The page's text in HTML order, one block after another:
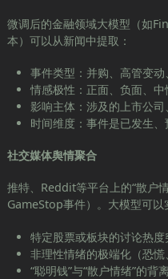
微调后的金融领域大模型（如
本）可以从新闻中提取：
事件类型：并购、高管变动
情感极性：正面、负面、中
影响主体：涉及的上市公司
时间维度：事件是已发生、
社交媒体舆情聚合
推特、Reddit等平台上的“散户
GameStop事件）。大模型可以
特定股票或板块的讨论热度
非理性情绪的极端化（恐慌
“聪明钱”与“散户情绪”的背离